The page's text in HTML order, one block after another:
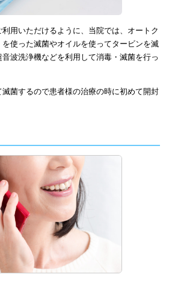
用いただけるように、当院では、オートク
使った滅菌やオイルを使ってタービンを滅
波洗浄機などを利用して消毒・滅菌を行っ
菌するので患者様の治療の時に初めて開封